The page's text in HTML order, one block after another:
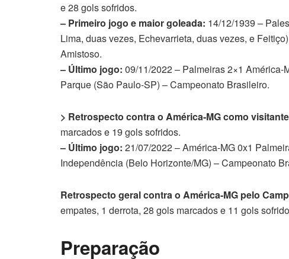
e 28 gols sofridos.
– Primeiro jogo e maior goleada: 14/12/1939 –
Lima, duas vezes, Echevarrieta, duas vezes, e
Amistoso.
– Último jogo: 09/11/2022 – Palmeiras 2×1
Parque (São Paulo-SP) – Campeonato Brasileiro.
> Retrospecto contra o América-MG como
marcados e 19 gols sofridos.
– Último jogo: 21/07/2022 – América-MG 0x1
Independência (Belo Horizonte/MG) – Campeonato
Retrospecto geral contra o América-MG pelo
empates, 1 derrota, 28 gols marcados e 11 gols
Preparação